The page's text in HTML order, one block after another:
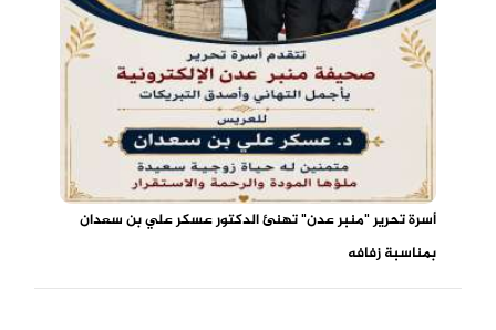
أسرة تحرير "منبر عدن" تهنئ الدكتور عسكر علي بن سعدان
بمناسبة زفافه